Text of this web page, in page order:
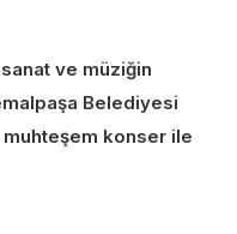
ve müziğin
Belediyesi
konser ile